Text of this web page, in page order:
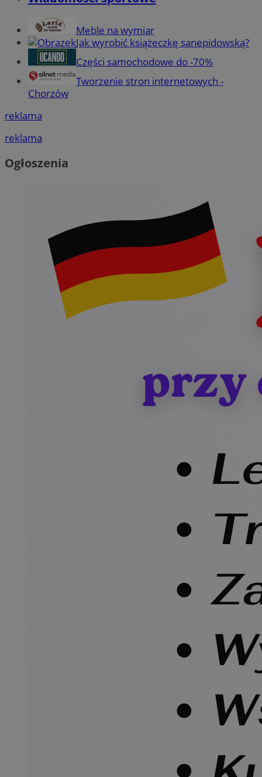
Meble na wymiar
Jak wyrobić książeczkę sanepidowską?
Części samochodowe do -70%
Tworzenie stron internetowych -
Chorzów
reklama
reklama
Ogłoszenia